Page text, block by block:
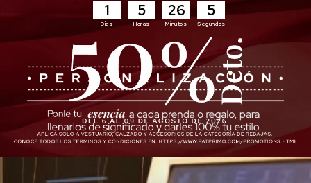
1
Días
5
Horas
26
Minutos
4
Segundos